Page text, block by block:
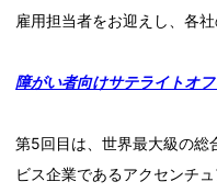
雇用担当者をお迎えし、各
障がい者向けサテライトオ
第5回目は、世界最大級の総
ビス企業であるアクセンチ